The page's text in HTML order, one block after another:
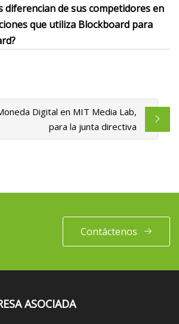
diferencian de sus competidores en
que utiliza Blockboard para
Digital en MIT Media Lab,
para la junta directiva
Contáctenos
ASOCIADA